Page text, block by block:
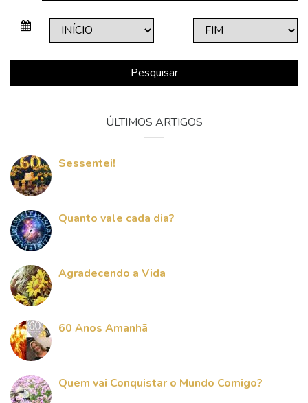
Pesquisar
ÚLTIMOS ARTIGOS
Sessentei!
Quanto vale cada dia?
Agradecendo a Vida
60 Anos Amanhã
Quem vai Conquistar o Mundo Comigo?